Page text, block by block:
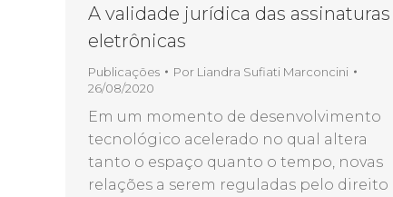
A validade jurídica das assinaturas
eletrônicas
Publicações Por Liandra Sufiati Marconcini
26/08/2020
Em um momento de desenvolvimento
tecnológico acelerado no qual altera
tanto o espaço quanto o tempo, novas
relações a serem reguladas pelo direito